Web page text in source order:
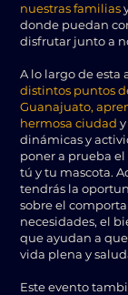
nuestras familias
donde puedan
disfrutar junto a
A lo largo de esta
distintos puntos
Guanajuato,
hermosa ciudad
dinámicas y
poner a prueba
tú y tu mascota.
tendrás la
sobre el
necesidades, el
que ayudan a
vida plena y
Este evento